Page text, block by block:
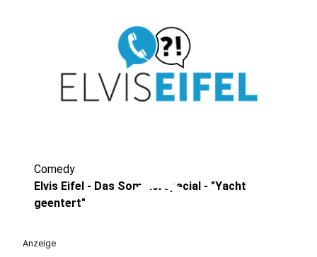
play_circle
Comedy
Elvis Eifel - Das Sommerspecial - "Yacht
geentert"
Anzeige